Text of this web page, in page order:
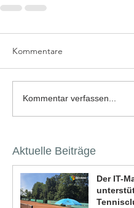
Kommentare
Kommentar verfassen...
Aktuelle Beiträge
Der IT-